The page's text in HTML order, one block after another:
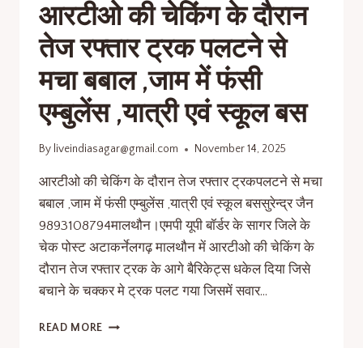
आरटीओ की चेकिंग के दौरान
तेज रफ्तार ट्रक पलटने से
मचा बबाल ,जाम में फंसी
एम्बुलेंस ,यात्री एवं स्कूल बस
By liveindiasagar@gmail.com November 14, 2025
आरटीओ की चेकिंग के दौरान तेज रफ्तार ट्रकपलटने से मचा
बबाल ,जाम में फंसी एम्बुलेंस ,यात्री एवं स्कूल बससुरेन्द्र जैन
9893108794मालथौन।एमपी यूपी बॉर्डर के सागर जिले के
चेक पोस्ट अटाकर्नेलगढ़ मालथौन में आरटीओ की चेकिंग के
दौरान तेज रफ्तार ट्रक के आगे बैरिकेट्स धकेल दिया जिसे
बचाने के चक्कर मे ट्रक पलट गया जिसमें सवार…
READ MORE